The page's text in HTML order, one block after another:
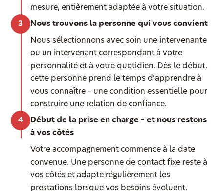
mesure, entièrement adaptée à votre situation.
Nous trouvons la personne qui vous convient
Nous sélectionnons avec soin une intervenante
ou un intervenant correspondant à votre
personnalité et à votre quotidien. Dès le début,
cette personne prend le temps d’apprendre à
vous connaître – une condition essentielle pour
construire une relation de confiance.
Début de la prise en charge – et nous restons
à vos côtés
Votre accompagnement commence à la date
convenue. Une personne de contact fixe reste à
vos côtés et adapte régulièrement les
prestations lorsque vos besoins évoluent.